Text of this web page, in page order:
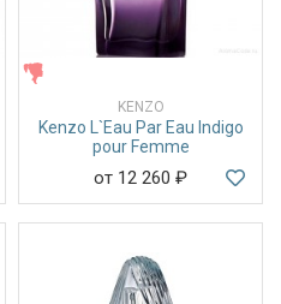
KENZO
Kenzo L`Eau Par Eau Indigo
pour Femme
от 12 260 ₽